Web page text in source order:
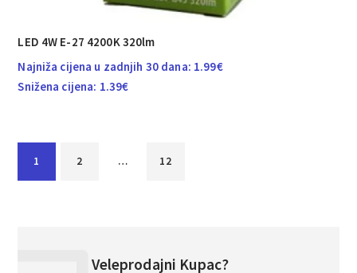
LED 4W E-27 4200K 320lm
Najniža cijena u zadnjih 30 dana: 1.99€
Snižena cijena: 1.39€
1 2 … 12
Veleprodajni Kupac?